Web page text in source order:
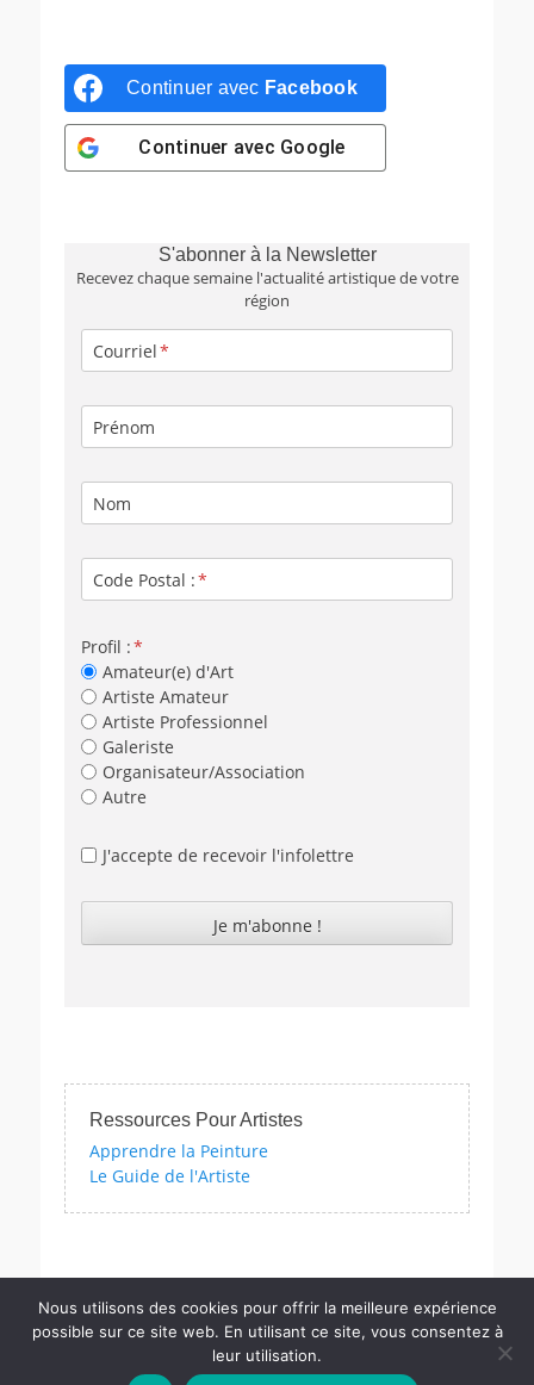
Continuer avec Facebook
Continuer avec Google
S'abonner à la Newsletter
Recevez chaque semaine l'actualité artistique de votre
région
Courriel
Prénom
Nom
Code Postal :
Profil :
Amateur(e) d'Art
Artiste Amateur
Artiste Professionnel
Galeriste
Organisateur/Association
Autre
J'accepte de recevoir l'infolettre
Ressources Pour Artistes
Apprendre la Peinture
Le Guide de l'Artiste
sur l'impressionnisme, les femmes artistes et bien
Nous utilisons des cookies pour offrir la meilleure expérience
possible sur ce site web. En utilisant ce site, vous consentez à
leur utilisation.